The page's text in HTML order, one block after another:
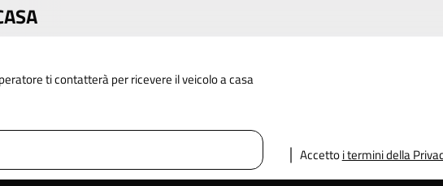
ti contatterà per ricevere il veicolo a casa
Accettoi termini della